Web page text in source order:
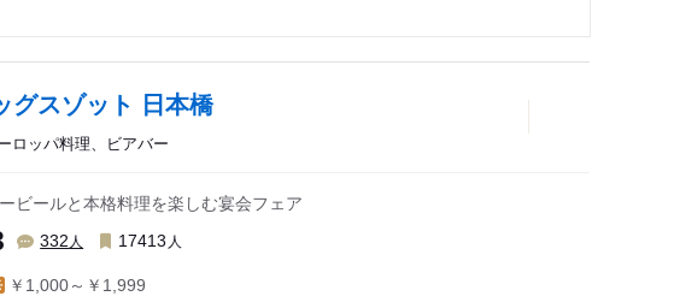
グスゾット 日本橋
ロッパ料理、ビアバー
ビールと本格料理を楽しむ宴会フェア
332 人 17413 人
￥1,000～￥1,999